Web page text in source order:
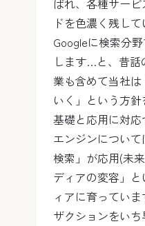
ばれ、各種サー
ドを色濃く残し
Googleに検索分
します…と、昔
業も含めて当社
いく」という方
基礎と応用に対
エンジンについ
検索」が応用(未
ディアの変容」
ィアに育ってい
ザクションをい